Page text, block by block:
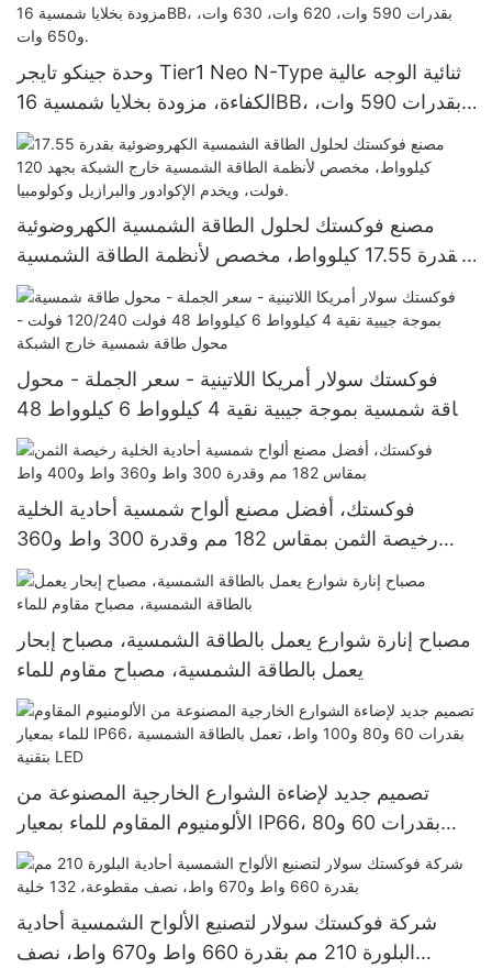
وحدة جينكو تايجر Tier1 Neo N-Type ثنائية الوجه عالية
الكفاءة، مزودة بخلايا شمسية 16BB، بقدرات 590 وات،
مصنع فوكستك لحلول الطاقة الشمسية الكهروضوئية
بقدرة 17.55 كيلوواط، مخصص لأنظمة الطاقة الشمسية
خارج الشبكة بجهد 120 فولت، ويخدم الإكوادور والبرازيل
وكولومبيا.
فوكستك سولار أمريكا اللاتينية - سعر الجملة - محول
طاقة شمسية بموجة جيبية نقية 4 كيلوواط 6 كيلوواط 48
فولت 120/240 فولت - محول طاقة شمسية خارج
الشبكة
فوكستك، أفضل مصنع ألواح شمسية أحادية الخلية
رخيصة الثمن بمقاس 182 مم وقدرة 300 واط و360
واط و400 واط
مصباح إنارة شوارع يعمل بالطاقة الشمسية، مصباح إبحار
يعمل بالطاقة الشمسية، مصباح مقاوم للماء
تصميم جديد لإضاءة الشوارع الخارجية المصنوعة من
الألومنيوم المقاوم للماء بمعيار IP66، بقدرات 60 و80
و100 واط، تعمل بالطاقة الشمسية بتقنية LED
شركة فوكستك سولار لتصنيع الألواح الشمسية أحادية
البلورة 210 مم بقدرة 660 واط و670 واط، نصف